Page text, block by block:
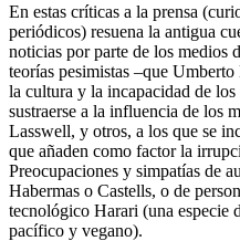
En estas críticas a la prensa
periódicos) resuena la antigua
noticias por parte de los medios
teorías pesimistas –que
la cultura y la incapacidad de los
sustraerse a la influencia de los
Lasswell, y otros, a los que se
que añaden como factor la
Preocupaciones y simpatías de
Habermas o Castells, o de
tecnológico Harari (una especie
pacífico y vegano).